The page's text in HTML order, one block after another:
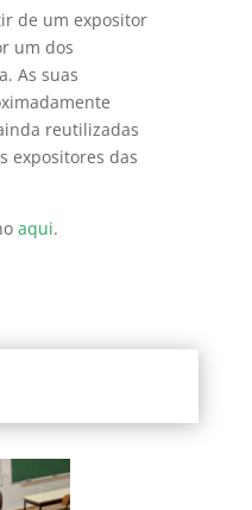
de um expositor
um dos
As suas
reutilizadas
expositores das
aqui.